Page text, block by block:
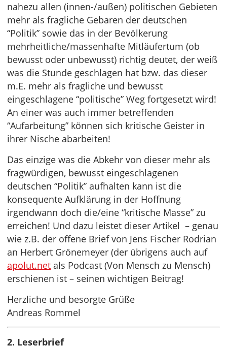
nahezu allen (innen-/außen) politischen Gebieten
mehr als fragliche Gebaren der deutschen
“Politik” sowie das in der Bevölkerung
mehrheitliche/massenhafte Mitläufertum (ob
bewusst oder unbewusst) richtig deutet, der weiß
was die Stunde geschlagen hat bzw. das dieser
m.E. mehr als fragliche und bewusst
eingeschlagene “politische” Weg fortgesetzt wird!
An einer was auch immer betreffenden
“Aufarbeitung” können sich kritische Geister in
ihrer Nische abarbeiten!
Das einzige was die Abkehr von dieser mehr als
fragwürdigen, bewusst eingeschlagenen
deutschen “Politik” aufhalten kann ist die
konsequente Aufklärung in der Hoffnung
irgendwann doch die/eine “kritische Masse” zu
erreichen! Und dazu leistet dieser Artikel – genau
wie z.B. der offene Brief von Jens Fischer Rodrian
an Herbert Grönemeyer (der übrigens auch auf
apolut.net als Podcast (Von Mensch zu Mensch)
erschienen ist – seinen wichtigen Beitrag!
Herzliche und besorgte Grüße
Andreas Rommel
2. Leserbrief